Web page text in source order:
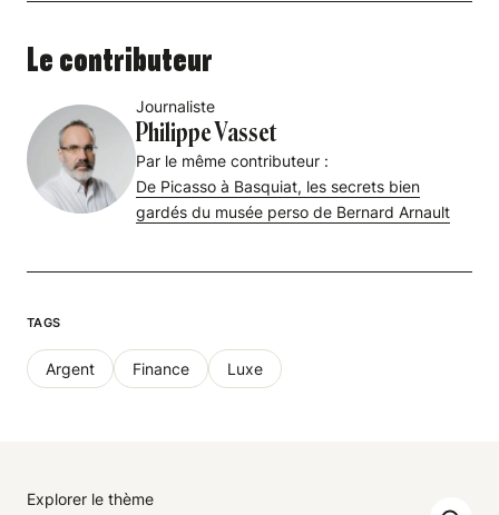
Le contributeur
Journaliste
Philippe Vasset
Par le même contributeur :
De Picasso à Basquiat, les secrets bien
gardés du musée perso de Bernard Arnault
TAGS
Argent Finance Luxe
Explorer le thème